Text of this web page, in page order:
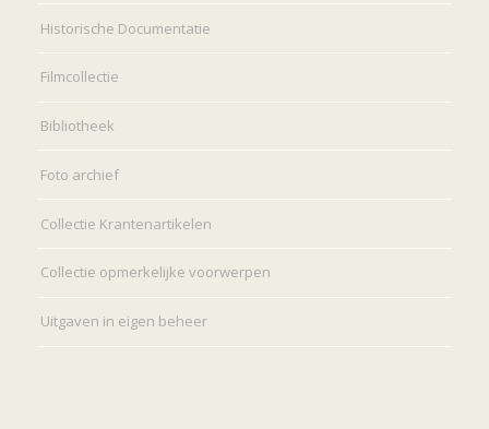
Historische Documentatie
Filmcollectie
Bibliotheek
Foto archief
Collectie Krantenartikelen
Collectie opmerkelijke voorwerpen
Uitgaven in eigen beheer